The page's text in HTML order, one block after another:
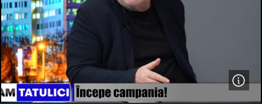
Intră în cont
Creează cont